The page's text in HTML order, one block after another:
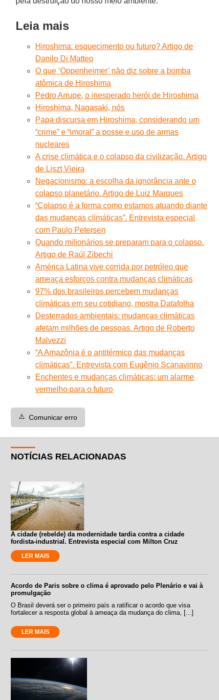
Leia mais
Hiroshima: esquecimento ou futuro? Artigo de
Danilo Di Matteo
O que ‘Oppenheimer’ não diz sobre a bomba
atômica de Hiroshima
Pedro Arrupe, o inesperado herói de Hiroshima
Hiroshima, Nagasaki, nós
Papa discursa em Hiroshima, considerando um
“crime” e “imoral” a posse e uso de armas
nucleares
A crise climática e o colapso da civilização. Artigo
de Liszt Vieira
Negacionismo: a escolha da ignorância ante o
colapso planetário. Artigo de Luiz Marques
“Colapso é a forma como estamos atuando diante
das mudanças climáticas”. Entrevista especial
com Paulo Petersen
Quando milionários se preparam para o colapso.
Artigo de Raúl Zibechi
América Latina vive corrida por petróleo que
ameaça esforços contra mudanças climáticas
97% dos brasileiros percebem mudanças
climáticas em seu cotidiano, mostra Datafolha
Desterrados ambientais: mudanças climáticas
afetam milhões de pessoas. Artigo de Roberto
Malvezzi
“A Amazônia é o antitérmico das mudanças
climáticas”. Entrevista com Eugênio Scanavinno
Enchentes e mudanças climáticas: um alarme
vermelho para o futuro
⚠️ Comunicar erro
NOTÍCIAS RELACIONADAS
A cidade (rebelde) da modernidade tardia contra a cidade
fordista-industrial. Entrevista especial com Milton Cruz
LER MAIS
Acordo de Paris sobre o clima é aprovado pelo Plenário e vai à
promulgação
O Brasil deverá ser o primeiro país a ratificar o acordo que visa
fortalecer a resposta global à ameaça da mudança do clima, [...]
LER MAIS